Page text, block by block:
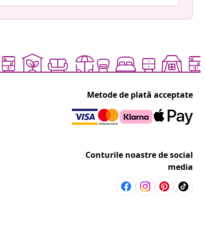
Metode de plată acceptate
Conturile noastre de social
media